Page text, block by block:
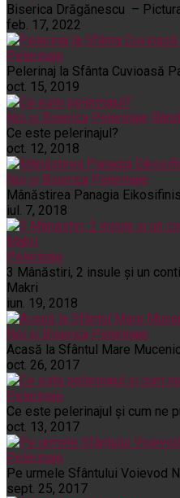
Biserica Drăgănescu –
feb. 17, 2022
Pelerinaje
Pelerinaj la Sfânta Cuvioasă
oct. 15, 2019
Noi și Biserica Pelerinaje
Ce este pelerinajul?
oct. 12, 2018
Noi și Biserica Pelerinaje
Mânăstirea Panagia
iul. 7, 2018
Pelerinaje
3 Mânăstiri, 2 insule și un
Makri
iun. 19, 2018
Noi și Biserica Pelerinaje
Acasă la Sfântul Mare
oct. 26, 2017
Pelerinaje
Ce este pelerinajul şi cum ne
oct. 13, 2017
Pelerinaje
Pe urmele Sfântului Voievod
sept. 25, 2017